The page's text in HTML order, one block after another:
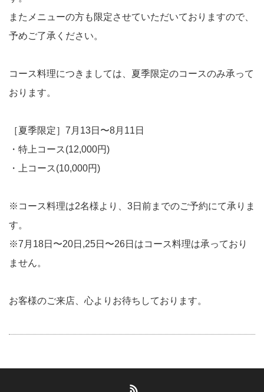
またメニューの方も限定させていただいておりますので、
予めご了承ください。
コース料理につきましては、夏季限定のコースのみ承って
おります。
［夏季限定］7月13日〜8月11日
・特上コース(12,000円)
・上コース(10,000円)
※コース料理は2名様より、3日前までのご予約にて承りま
す。
※7月18日〜20日,25日〜26日はコース料理は承っており
ません。
お客様のご来店、心よりお待ちしております。